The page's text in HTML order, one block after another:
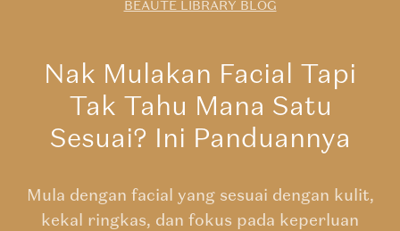
BEAUTE LIBRARY BLOG
Nak Mulakan Facial Tapi
Tak Tahu Mana Satu
Sesuai? Ini Panduannya
Mula dengan facial yang sesuai dengan kulit,
kekal ringkas, dan fokus pada keperluan